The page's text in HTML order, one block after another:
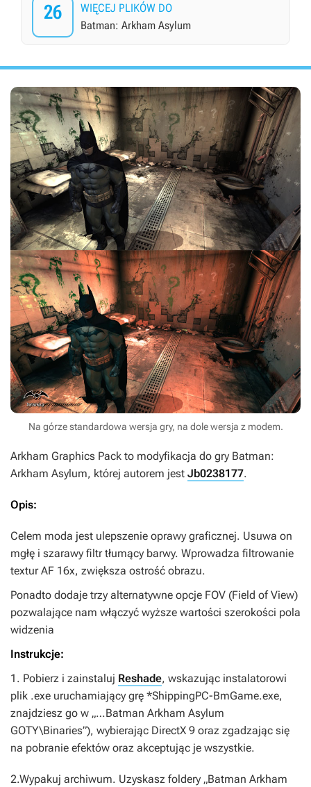
26
WIĘCEJ PLIKÓW DO
Batman: Arkham Asylum
Na górze standardowa wersja gry, na dole wersja z modem.
Arkham Graphics Pack to modyfikacja do gry Batman:
Arkham Asylum, której autorem jest Jb0238177.
Opis:
Celem moda jest ulepszenie oprawy graficznej. Usuwa on
mgłę i szarawy filtr tłumący barwy. Wprowadza filtrowanie
textur AF 16x, zwiększa ostrość obrazu.
Ponadto dodaje trzy alternatywne opcje FOV (Field of View)
pozwalające nam włączyć wyższe wartości szerokości pola
widzenia
Instrukcje:
1. Pobierz i zainstaluj Reshade, wskazując instalatorowi
plik .exe uruchamiający grę *ShippingPC-BmGame.exe,
znajdziesz go w „…Batman Arkham Asylum
GOTY\Binaries”), wybierając DirectX 9 oraz zgadzając się
na pobranie efektów oraz akceptując je wszystkie.
2.Wypakuj archiwum. Uzyskasz foldery „Batman Arkham